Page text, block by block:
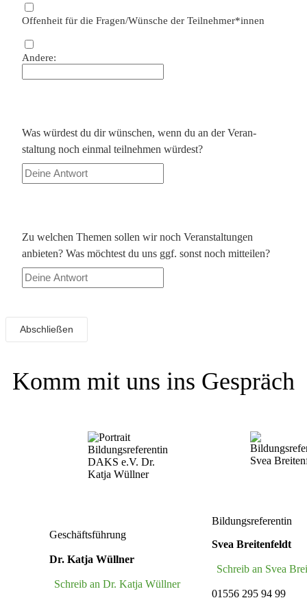
Offenheit für die Fragen/Wünsche der Teilnehmer*innen
Andere:
Was würdest du dir wünschen, wenn du an der Veran­
staltung noch einmal teilnehmen würdest?
Zu welchen Themen sollen wir noch Veran­stal­tungen
anbieten? Was möchtest du uns ggf. sonst noch mitteilen?
Komm mit uns ins Gespräch
Geschäftsführung
Dr. Katja Wüllner
Schreib an Dr. Katja Wüllner
Bildungsreferentin
Svea Breitenfeldt
Schreib an Svea
01556 295 94 99